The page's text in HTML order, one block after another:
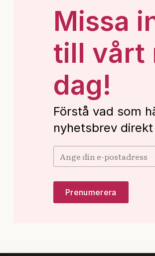
Missa
till vårt
dag!
Förstå vad som
nyhetsbrev